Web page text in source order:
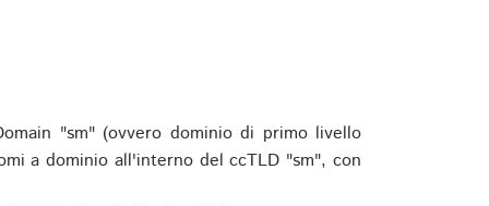
"sm" (ovvero dominio di primo livello
a dominio all'interno del ccTLD "sm", con